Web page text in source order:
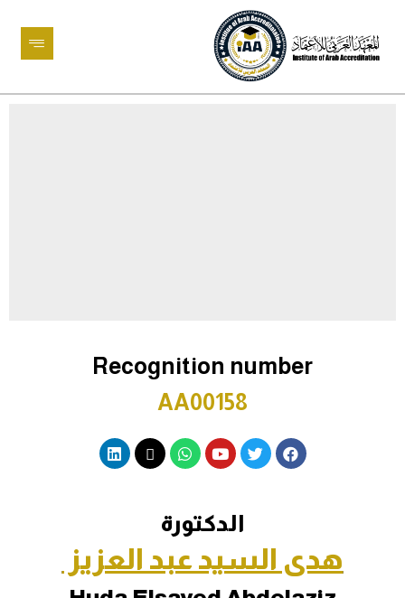
Recognition number
AA00158
الدكتورة
هدى السيد عبد العزيز